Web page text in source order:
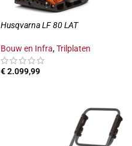
Husqvarna LF 80 LAT
Bouw en Infra,Trilplaten
€2.099,99